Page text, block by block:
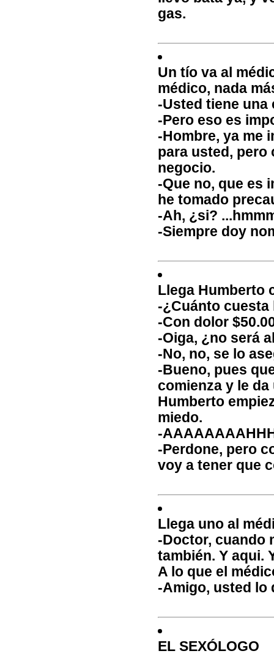
gas.
Un tío va al
médico, nada
-Usted tiene una
-Pero eso es
-Hombre, ya me
para usted, pero
negocio.
-Que no, que es
he tomado
-Ah, ¿si?
-Siempre doy
Llega Humberto
-¿Cuánto
-Con dolor
-Oiga, ¿no será
-No, no, se lo
-Bueno, pues
comienza y le
Humberto
miedo.
-
-Perdone, pero
voy a tener que
Llega uno al
-Doctor, cuando
también. Y aqui.
A lo que el
-Amigo, usted lo
EL SEXÓLOGO